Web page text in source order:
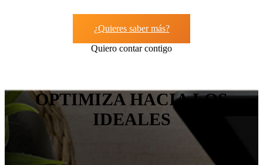
¿Quieres saber más?
Quiero contar contigo
OPTIMIZA HACIA LOS
IDEALES